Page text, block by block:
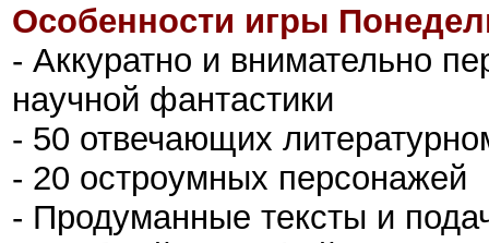
Особенности игры
- Аккуратно и внимательно
научной фантастики
- 50 отвечающих
- 20 остроумных персонажей
- Продуманные тексты и